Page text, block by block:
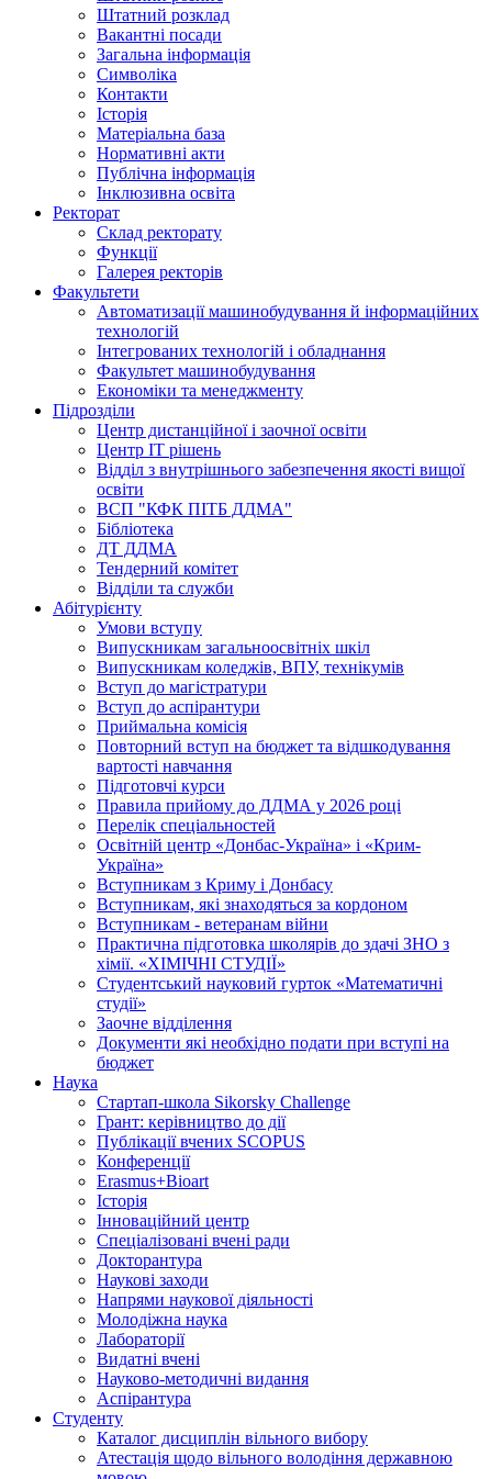
Штатний розклад
Вакантні посади
Загальна інформація
Символіка
Контакти
Історія
Матеріальна база
Нормативні акти
Публічна інформація
Інклюзивна освіта
Ректорат
Склад ректорату
Функції
Галерея ректорів
Факультети
Автоматизації машинобудування й інформаційних
технологій
Інтегрованих технологій і обладнання
Факультет машинобудування
Економіки та менеджменту
Підрозділи
Центр дистанційної і заочної освіти
Центр ІТ рішень
Відділ з внутрішнього забезпечення якості вищої
освіти
ВСП "КФК ПІТБ ДДМА"
Бібліотека
ДТ ДДМА
Тендерний комітет
Відділи та служби
Абітурієнту
Умови вступу
Випускникам загальноосвітніх шкіл
Випускникам коледжів, ВПУ, технікумів
Вступ до магістратури
Вступ до аспірантури
Приймальна комісія
Повторний вступ на бюджет та відшкодування
вартості навчання
Підготовчі курси
Правила прийому до ДДМА у 2026 році
Перелік спеціальностей
Освітній центр «Донбас-Україна» і «Крим-
Україна»
Вступникам з Криму і Донбасу
Вступникам, які знаходяться за кордоном
Вступникам - ветеранам війни
Практична підготовка школярів до здачі ЗНО з
хімії. «ХІМІЧНІ СТУДІЇ»
Студентський науковий гурток «Математичні
студії»
Заочне відділення
Документи які необхідно подати при вступі на
бюджет
Наука
Стартап-школа Sikorsky Challenge
Грант: керівництво до дії
Публікації вчених SCOPUS
Конференції
Erasmus+Bioart
Історія
Інноваційний центр
Спеціалізовані вчені ради
Докторантура
Наукові заходи
Напрями наукової діяльності
Молодіжна наука
Лабораторії
Видатні вчені
Науково-методичні видання
Аспірантура
Студенту
Каталог дисциплін вільного вибору
Атестація щодо вільного володіння державною